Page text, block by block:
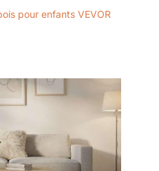
pour enfants VEVOR